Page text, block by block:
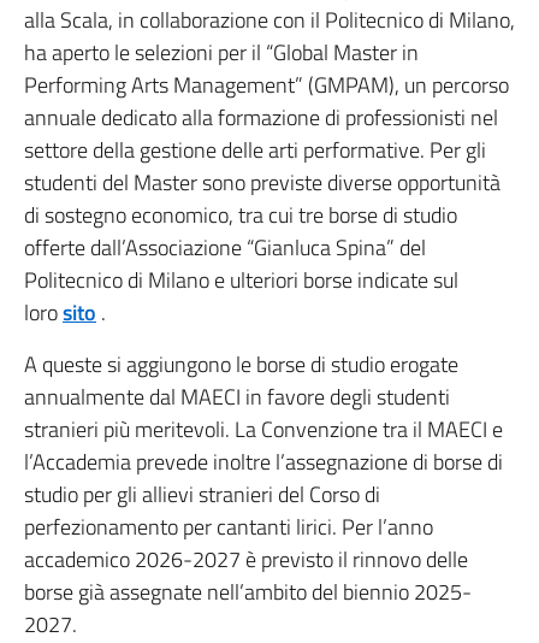
alla Scala, in collaborazione con il Politecnico di Milano,
ha aperto le selezioni per il “Global Master in
Performing Arts Management” (GMPAM), un percorso
annuale dedicato alla formazione di professionisti nel
settore della gestione delle arti performative. Per gli
studenti del Master sono previste diverse opportunità
di sostegno economico, tra cui tre borse di studio
offerte dall’Associazione “Gianluca Spina” del
Politecnico di Milano e ulteriori borse indicate sul
lorosito .
A queste si aggiungono le borse di studio erogate
annualmente dal MAECI in favore degli studenti
stranieri più meritevoli. La Convenzione tra il MAECI e
l’Accademia prevede inoltre l’assegnazione di borse di
studio per gli allievi stranieri del Corso di
perfezionamento per cantanti lirici. Per l’anno
accademico 2026-2027 è previsto il rinnovo delle
borse già assegnate nell’ambito del biennio 2025-
2027.